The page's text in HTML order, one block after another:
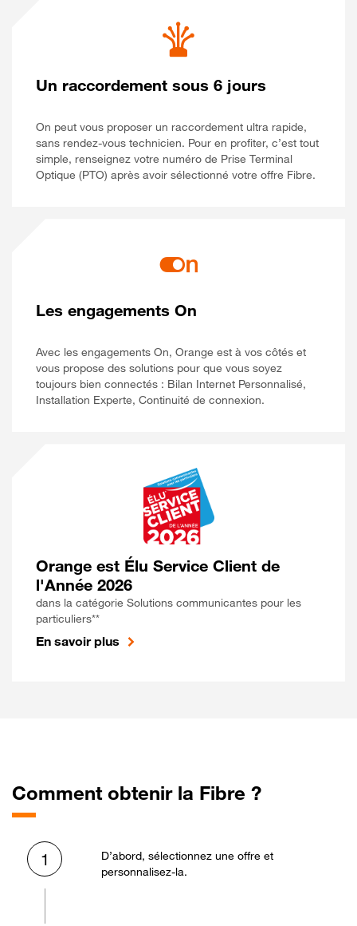
Un raccordement sous 6 jours
On peut vous proposer un raccordement ultra rapide,
sans rendez-vous technicien. Pour en profiter, c’est tout
simple, renseignez votre numéro de Prise Terminal
Optique (PTO) après avoir sélectionné votre offre Fibre.
Les engagements On
Avec les engagements On, Orange est à vos côtés et
vous propose des solutions pour que vous soyez
toujours bien connectés : Bilan Internet Personnalisé,
Installation Experte, Continuité de connexion.
Orange est Élu Service Client de
l'Année 2026
dans la catégorie Solutions communicantes pour les
particuliers**
En savoir plus
Comment obtenir la Fibre ?
1
D’abord, sélectionnez une offre et
personnalisez-la.